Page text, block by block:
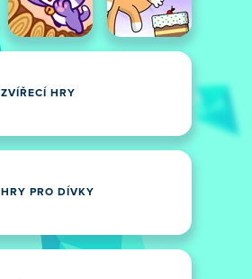
ZVÍŘECÍ HRY
HRY PRO DÍVKY